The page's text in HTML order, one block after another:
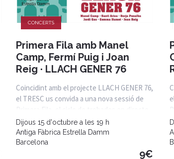
CONCERTS
Primera Fila amb Manel
Camp, Fermí Puig i Joan
Reig · LLACH GENER 76
Coincidint amb el projecte LLACH GENER 76,
el TRESC us convida a una nova sessió de
Primera Fila, el cicle de trobades en directe
Dijous 15 d'octubre a les 19 h
Antiga Fàbrica Estrella Damm
Barcelona
9€